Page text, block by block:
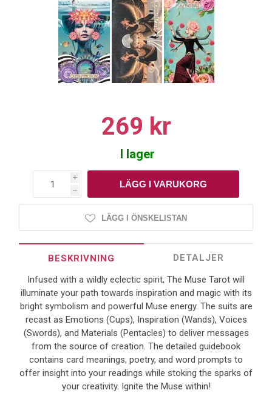
269 kr
I lager
i
h
LÄGG I ÖNSKELISTAN
BESKRIVNING
DETALJER
Infused with a wildly eclectic spirit, The Muse Tarot will
illuminate your path towards inspiration and magic with its
bright symbolism and powerful Muse energy. The suits are
recast as Emotions (Cups), Inspiration (Wands), Voices
(Swords), and Materials (Pentacles) to deliver messages
from the source of creation. The detailed guidebook
contains card meanings, poetry, and word prompts to
offer insight into your readings while stoking the sparks of
your creativity. Ignite the Muse within!